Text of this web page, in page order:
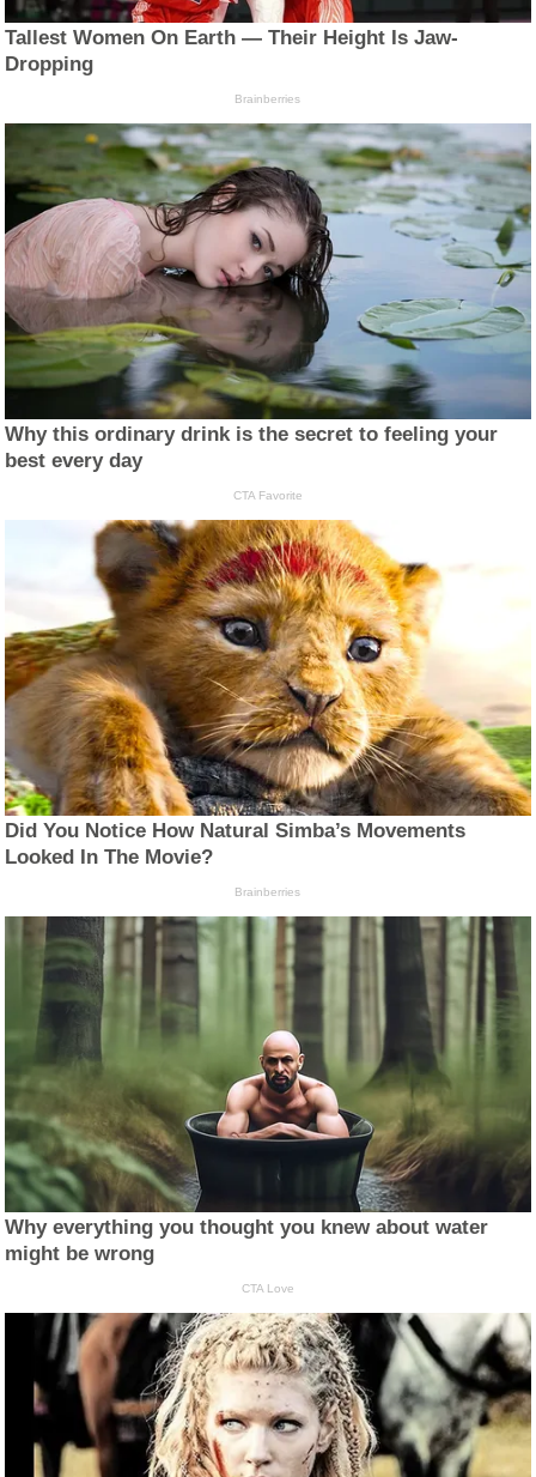
Tallest Women On Earth — Their Height Is Jaw-
Dropping
Brainberries
Why this ordinary drink is the secret to feeling your
best every day
CTA Favorite
Did You Notice How Natural Simba’s Movements
Looked In The Movie?
Brainberries
Why everything you thought you knew about water
might be wrong
CTA Love